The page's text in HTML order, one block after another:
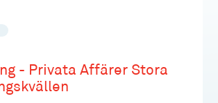
- Privata Affärer Stora